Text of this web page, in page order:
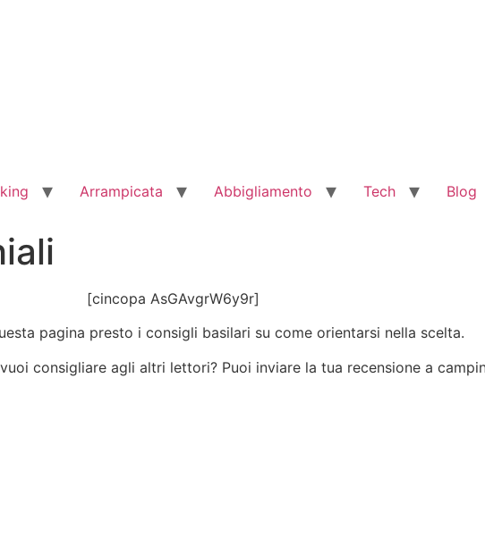
Arrampicata Abbigliamento Tech Blog
[cincopa AsGAvgrW6y9r]
pagina presto i consigli basilari su come orientarsi nella scelta.
consigliare agli altri lettori? Puoi inviare la tua recensione a